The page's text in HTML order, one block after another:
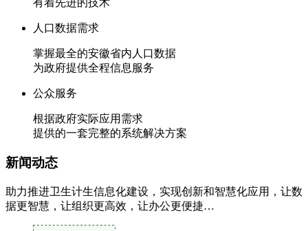
有着先进的技术
人口数据需求
掌握最全的安徽省内人口数据
为政府提供全程信息服务
公众服务
根据政府实际应用需求
提供的一套完整的系统解决方案
新闻动态
助力推进卫生计生信息化建设，实现创新和智慧化应用，让数
据更智慧，让组织更高效，让办公更便捷…